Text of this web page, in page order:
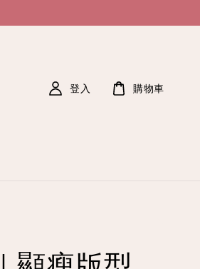
登入 購物車